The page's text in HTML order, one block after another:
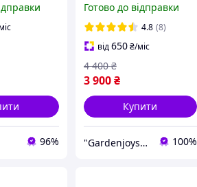
/
для
96%
сміття Тачка для
перевезення піску
Тачка для вантажу
Готово до відправки
4.8 (8)
від650 ₴/міс
3 900 ₴
4 400 ₴
Купити
"Gardenjoys": Від садової тачки до останнього гвинтика! 100%